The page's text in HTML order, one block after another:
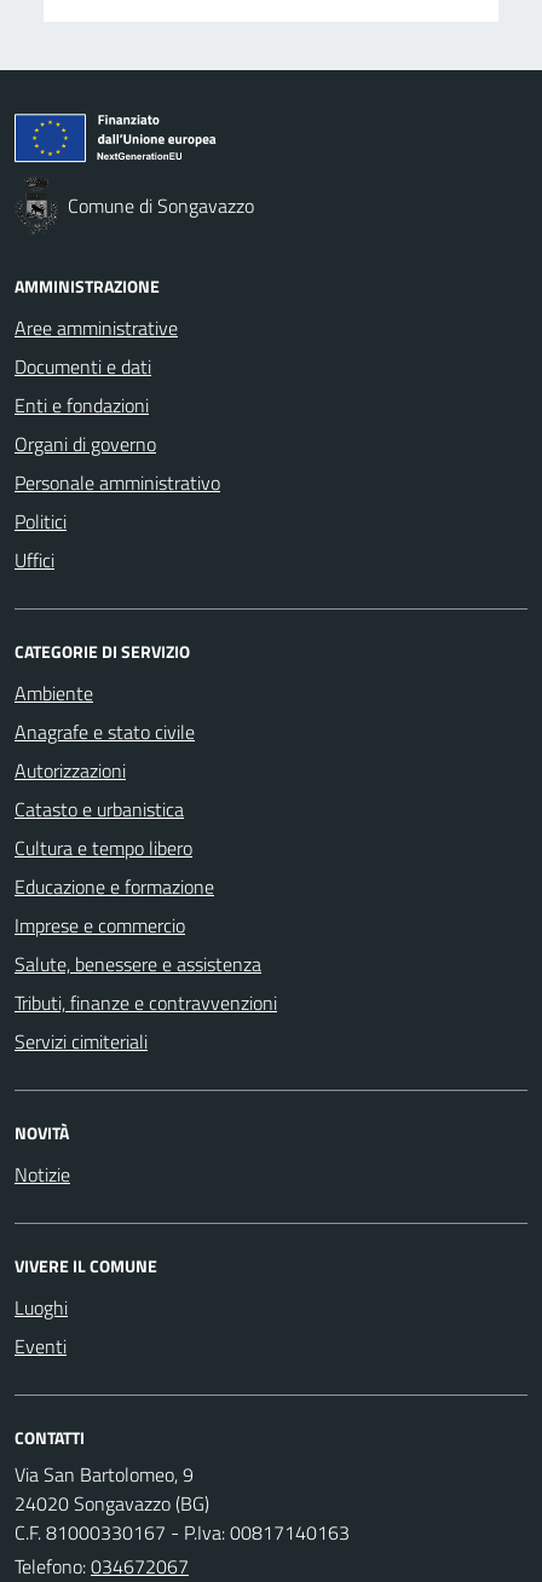
Comune di Songavazzo
AMMINISTRAZIONE
Aree amministrative
Documenti e dati
Enti e fondazioni
Organi di governo
Personale amministrativo
Politici
Uffici
CATEGORIE DI SERVIZIO
Ambiente
Anagrafe e stato civile
Autorizzazioni
Catasto e urbanistica
Cultura e tempo libero
Educazione e formazione
Imprese e commercio
Salute, benessere e assistenza
Tributi, finanze e contravvenzioni
Servizi cimiteriali
NOVITÀ
Notizie
VIVERE IL COMUNE
Luoghi
Eventi
CONTATTI
Via San Bartolomeo, 9
24020 Songavazzo (BG)
C.F. 81000330167 - P.Iva: 00817140163
Telefono:034672067